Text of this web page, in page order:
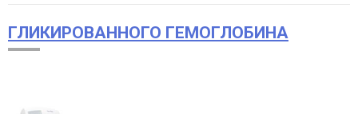
ГЛИКИРОВАННОГО ГЕМОГЛОБИНА